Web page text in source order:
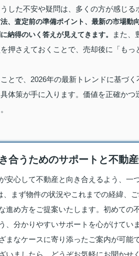
た不安や疑問は、多くの方が感じる
、査定前の準備ポイント、最新の市場動
納得のいく答えが見えてきます。
また、
押さえておくことで、売却後に「も
とで、2026年の最新トレンドに基づ
体策が手に入ります。価値を正確か
合うためのサポートと不動
安心して不動産と向き合えるよう、一
、まず物件の状況やこれまでの経緯、
進め方をご提案いたします。初めての
、分かりやすいサポートを心がけてい
まなケースに寄り添ったご案内が可能
いましたら、どうぞお気軽にお聞かせ